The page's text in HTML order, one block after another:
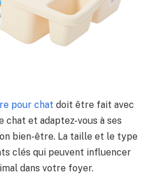
pour chat doit être fait avec
et adaptez-vous à ses
bien-être. La taille et le type
clés qui peuvent influencer
dans votre foyer.